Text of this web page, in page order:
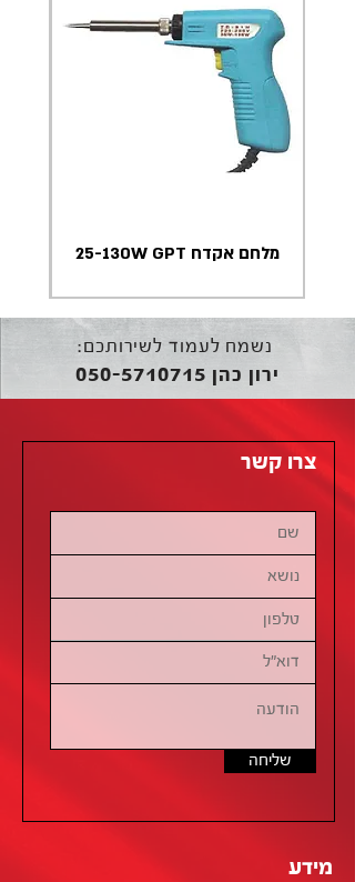
מלחם אקדח 25-130W GPT
נשמח לעמוד לשירותכם:
ירון כהן 050-5710715
צרו קשר
שליחה
מידע